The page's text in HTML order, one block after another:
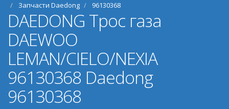
Запчасти Daedong
96130368
DAEDONG Трос газа
DAEWOO
LEMAN/CIELO/NEXIA
96130368 Daedong
96130368